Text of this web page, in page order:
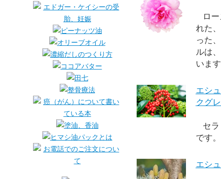
ロ
れた
った
ルは
いま
エシ
クグ
セ
です。
エシ